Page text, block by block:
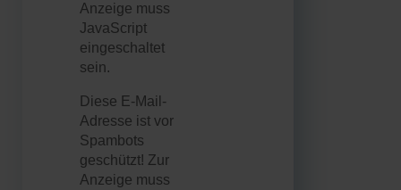
Anzeige muss
JavaScript
eingeschaltet
sein.
Diese E-Mail-
Adresse ist vor
Spambots
geschützt! Zur
Anzeige muss